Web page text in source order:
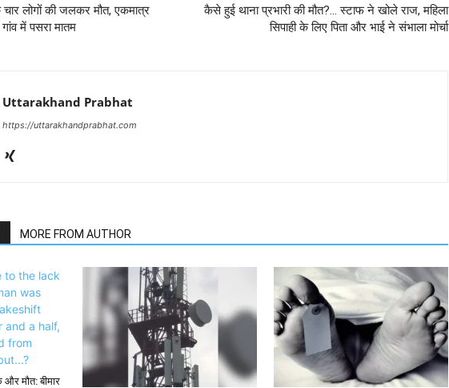
चार लोगों की जलकर मौत, एकमात्र
में पसरा मातम
कैसे हुई थाना प्रभारी की मौत?… स्टाफ ने खोले राज, महिला
सिपाही के लिए पिता और भाई ने संभाला मोर्चा
Uttarakhand Prabhat
https://uttarakhandprabhat.com
MORE FROM AUTHOR
मौत: बीमार